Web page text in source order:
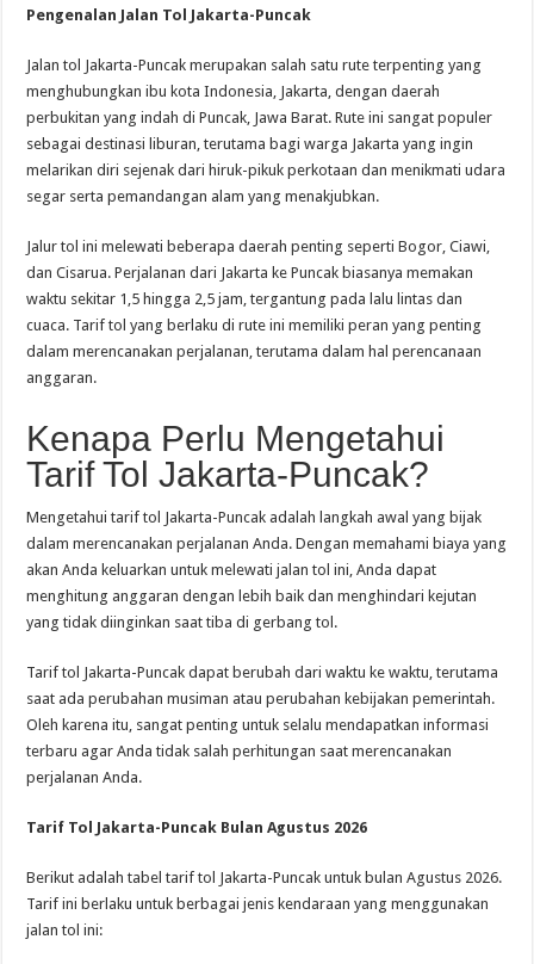
Pengenalan Jalan Tol Jakarta-Puncak
Jalan tol Jakarta-Puncak merupakan salah satu rute terpenting yang
menghubungkan ibu kota Indonesia, Jakarta, dengan daerah
perbukitan yang indah di Puncak, Jawa Barat. Rute ini sangat populer
sebagai destinasi liburan, terutama bagi warga Jakarta yang ingin
melarikan diri sejenak dari hiruk-pikuk perkotaan dan menikmati udara
segar serta pemandangan alam yang menakjubkan.
Jalur tol ini melewati beberapa daerah penting seperti Bogor, Ciawi,
dan Cisarua. Perjalanan dari Jakarta ke Puncak biasanya memakan
waktu sekitar 1,5 hingga 2,5 jam, tergantung pada lalu lintas dan
cuaca. Tarif tol yang berlaku di rute ini memiliki peran yang penting
dalam merencanakan perjalanan, terutama dalam hal perencanaan
anggaran.
Kenapa Perlu Mengetahui
Tarif Tol Jakarta-Puncak?
Mengetahui tarif tol Jakarta-Puncak adalah langkah awal yang bijak
dalam merencanakan perjalanan Anda. Dengan memahami biaya yang
akan Anda keluarkan untuk melewati jalan tol ini, Anda dapat
menghitung anggaran dengan lebih baik dan menghindari kejutan
yang tidak diinginkan saat tiba di gerbang tol.
Tarif tol Jakarta-Puncak dapat berubah dari waktu ke waktu, terutama
saat ada perubahan musiman atau perubahan kebijakan pemerintah.
Oleh karena itu, sangat penting untuk selalu mendapatkan informasi
terbaru agar Anda tidak salah perhitungan saat merencanakan
perjalanan Anda.
Tarif Tol Jakarta-Puncak Bulan Agustus 2026
Berikut adalah tabel tarif tol Jakarta-Puncak untuk bulan Agustus 2026.
Tarif ini berlaku untuk berbagai jenis kendaraan yang menggunakan
jalan tol ini: